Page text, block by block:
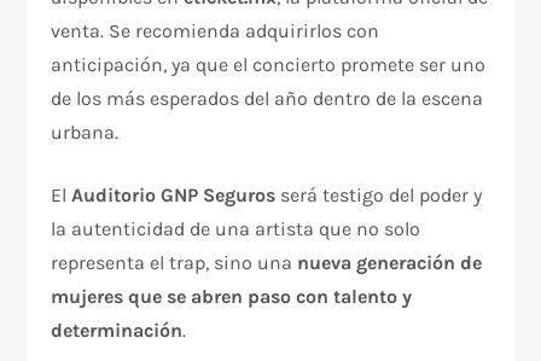
venta. Se recomienda adquirirlos con
anticipación, ya que el concierto promete ser uno
de los más esperados del año dentro de la escena
urbana.
El Auditorio GNP Seguros será testigo del poder y
la autenticidad de una artista que no solo
representa el trap, sino una nueva generación de
mujeres que se abren paso con talento y
determinación.